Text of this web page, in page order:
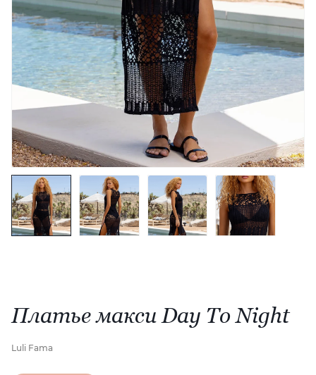
Платье макси Day To Night
Luli Fama